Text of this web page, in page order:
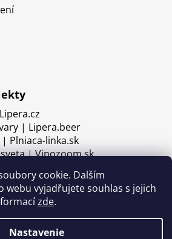
cookie. Dalším
webu vyjadřujete souhlas s jejich
zde.
Nastavenie
| Lipera.beer
Plniaca-linka.sk
| Vinozoom.sk